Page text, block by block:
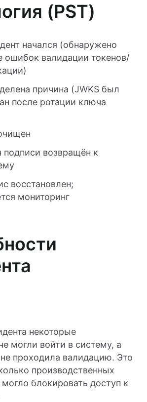
(PST)
начался (обнаружено
ошибок валидации токенов/
причина (JWKS был
после ротации ключа
подписи возвращён к
восстановлен;
мониторинг
некоторые
могли войти в систему, а
не проходила валидацию. Это
производственных
блокировать доступ к